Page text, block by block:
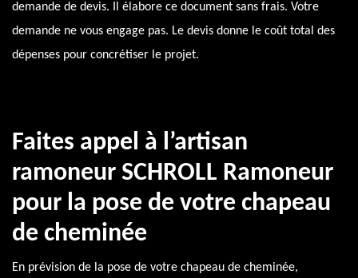
demande de devis. Il élabore ce document sans frais. Votre
demande ne vous engage pas. Le devis donne le coût total des
dépenses pour concrétiser le projet.
Faites appel à l’artisan
ramoneur SCHROLL Ramoneur
pour la pose de votre chapeau
de cheminée
En prévision de la pose de votre chapeau de cheminée,